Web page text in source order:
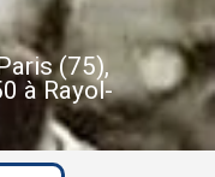
(75),
à Rayol-